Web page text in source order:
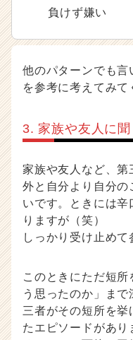
負けず嫌い
他のパターンでも言
を参考に考えてみて
3. 家族や友人に聞
家族や友人など、
外と自分より自分の
いです。ときには
りますが（笑）
しっかり受け止めて
このときにただ短
う思ったのか」ま
三者がその短所を挙
たエピソードがあり